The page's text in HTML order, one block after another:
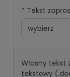
* Tekst
Własny
tekstowy